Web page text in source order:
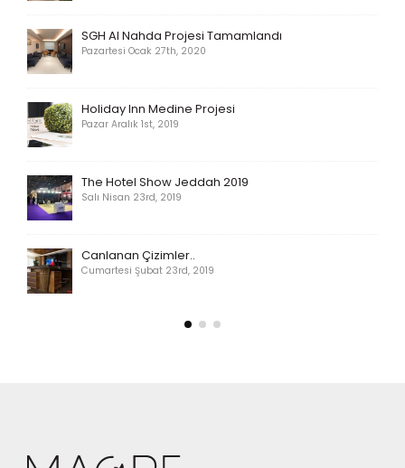
SGH Al Nahda Projesi Tamamlandı
Pazartesi Ocak 27th, 2020
Holiday Inn Medine Projesi
Pazar Aralık 1st, 2019
The Hotel Show Jeddah 2019
Salı Nisan 23rd, 2019
Canlanan Çizimler..
Cumartesi Şubat 23rd, 2019